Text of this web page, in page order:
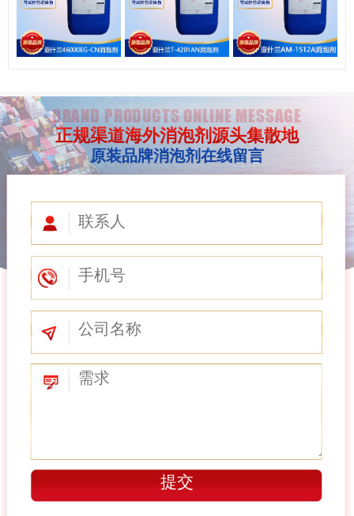
BRAND PRODUCTS ONLINE MESSAGE
正规渠道海外消泡剂源头集散地
原装品牌消泡剂在线留言